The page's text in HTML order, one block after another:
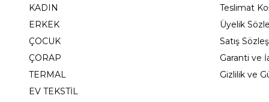
KADIN
ERKEK
ÇOCUK
ÇORAP
TERMAL
EV TEKSTİL
Teslimat
Üyelik
Satış
Garanti ve
Gizlilik ve